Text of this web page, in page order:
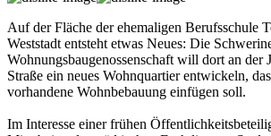
Auf der Fläche der ehemaligen Berufsschule
Weststadt entsteht etwas Neues: Die
Wohnungsbaugenossenschaft will dort an der
Straße ein neues Wohnquartier entwickeln,
vorhandene Wohnbebauung einfügen soll.
Im Interesse einer frühen